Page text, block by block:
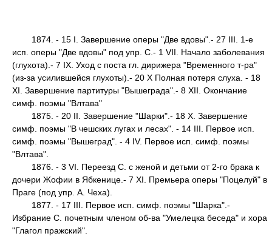
1874. - 15 I. Завершение оперы "Две вдовы".- 27 III. 1-е
исп. оперы "Две вдовы" под упр. С.- 1 VII. Начало заболевания
(глухота).- 7 IX. Уход с поста гл. дирижера "Временного т-ра"
(из-за усилившейся глухоты).- 20 X Полная потеря слуха. - 18
XI. Завершение партитуры "Вышеграда".- 8 XII. Окончание
симф. поэмы "Влтава"
1875. - 20 II. Завершение "Шарки".- 18 X. Завершение
симф. поэмы "В чешских лугах и лесах". - 14 III. Первое исп.
симф. поэмы "Вышеград". - 4 IV. Первое исп. симф. поэмы
"Влтава".
1876. - 3 VI. Переезд С. с женой и детьми от 2-го брака к
дочери Жофии в Ябкенице.- 7 XI. Премьера оперы "Поцелуй" в
Праге (под упр. А. Чеха).
1877. - 17 III. Первое исп. симф. поэмы "Шаркa".-
Избрание С. почетным членом об-ва "Умелецка беседа" и хора
"Глагол пражский".